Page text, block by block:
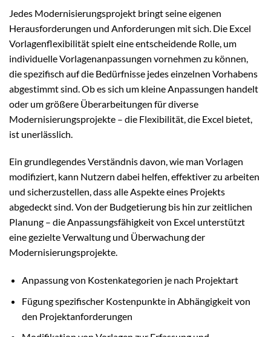
Jedes Modernisierungsprojekt bringt seine eigenen
Herausforderungen und Anforderungen mit sich. Die Excel
Vorlagenflexibilität spielt eine entscheidende Rolle, um
individuelle Vorlagenanpassungen vornehmen zu können,
die spezifisch auf die Bedürfnisse jedes einzelnen Vorhabens
abgestimmt sind. Ob es sich um kleine Anpassungen handelt
oder um größere Überarbeitungen für diverse
Modernisierungsprojekte – die Flexibilität, die Excel bietet,
ist unerlässlich.
Ein grundlegendes Verständnis davon, wie man Vorlagen
modifiziert, kann Nutzern dabei helfen, effektiver zu arbeiten
und sicherzustellen, dass alle Aspekte eines Projekts
abgedeckt sind. Von der Budgetierung bis hin zur zeitlichen
Planung – die Anpassungsfähigkeit von Excel unterstützt
eine gezielte Verwaltung und Überwachung der
Modernisierungsprojekte.
Anpassung von Kostenkategorien je nach Projektart
Fügung spezifischer Kostenpunkte in Abhängigkeit von
den Projektanforderungen